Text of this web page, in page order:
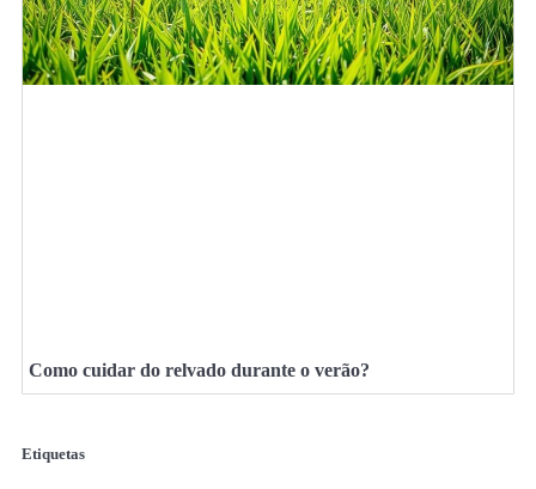
Como cuidar do relvado durante o verão?
Etiquetas